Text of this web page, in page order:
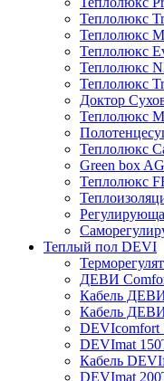
Теплолюкс
Теплолюкс
Теплолюкс
Теплолюкс
Теплолюкс
Доктор
Теплолюкс
Теплолюкс
Green box
Теплолюкс
Теплый пол DEVI
ДЕВИ
Кабель
Кабель
DEVIcomfort
DEVImat
Кабель
DEVImat